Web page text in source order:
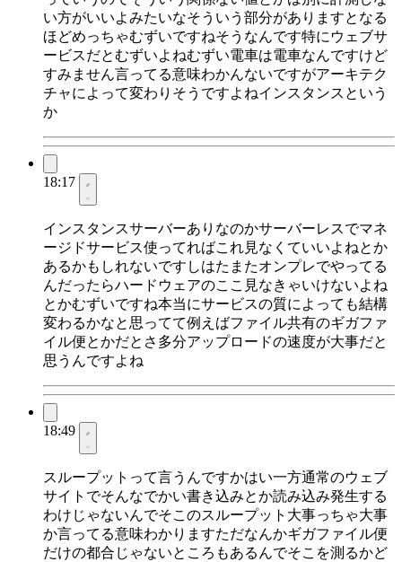
い方がいいよみたいなそういう部分がありますとなる
ほどめっちゃむずいですねそうなんです特にウェブサ
ービスだとむずいよねむずい電車は電車なんですけど
すみません言ってる意味わかんないですがアーキテク
チャによって変わりそうですよねインスタンスという
か
18:17
インスタンスサーバーありなのかサーバーレスでマネ
ージドサービス使ってればこれ見なくていいよねとか
あるかもしれないですしはたまたオンプレでやってる
んだったらハードウェアのここ見なきゃいけないよね
とかむずいですね本当にサービスの質によっても結構
変わるかなと思ってて例えばファイル共有のギガファ
イル便とかだとさ多分アップロードの速度が大事だと
思うんですよね
18:49
スループットって言うんですかはい一方通常のウェブ
サイトでそんなでかい書き込みとか読み込み発生する
わけじゃないんでそこのスループット大事っちゃ大事
か言ってる意味わかりますただなんかギガファイル便
だけの都合じゃないところもあるんでそこを測るかど